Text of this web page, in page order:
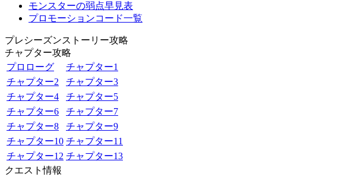
モンスターの弱点早見表
プロモーションコード一覧
プレシーズンストーリー攻略
チャプター攻略
プロローグ
チャプター1
チャプター2
チャプター3
チャプター4
チャプター5
チャプター6
チャプター7
チャプター8
チャプター9
チャプター10 チャプター11
チャプター12 チャプター13
クエスト情報